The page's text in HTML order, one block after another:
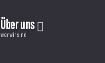
Über uns
wer wir sind